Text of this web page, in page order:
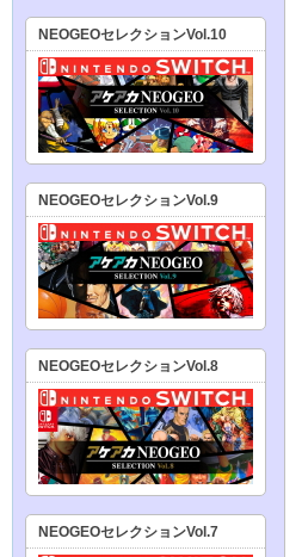
NEOGEOセレクションVol.10
NEOGEOセレクションVol.9
NEOGEOセレクションVol.8
NEOGEOセレクションVol.7